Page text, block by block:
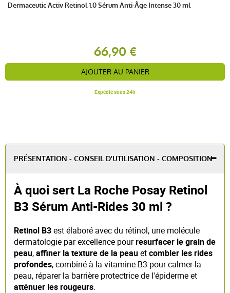
Dermaceutic Activ Retinol 1.0 Sérum Anti-Âge Intense 30 ml
66,90 €
AJOUTER AU PANIER
Expédié sous 24h
PRÉSENTATION - CONSEIL D'UTILISATION - COMPOSITION
À quoi sert La Roche Posay Retinol
B3 Sérum Anti-Rides 30 ml ?
Retinol B3est élaboré avec du rétinol, une molécule
dermatologie par excellence pourresurfacer le grain de
peau,affiner la texture de la peauetcombler les rides
profondes, combiné à la vitamine B3 pour calmer la
peau, réparer la barrière protectrice de l'épiderme et
atténuer les rougeurs.